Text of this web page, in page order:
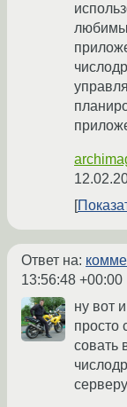
Ответ на:
13:56:48 +00:00
ну вот
просто
совать